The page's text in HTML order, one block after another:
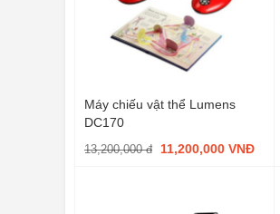
Máy chiếu vật thể Lumens
DC170
13,200,000 đ 11,200,000 VNĐ